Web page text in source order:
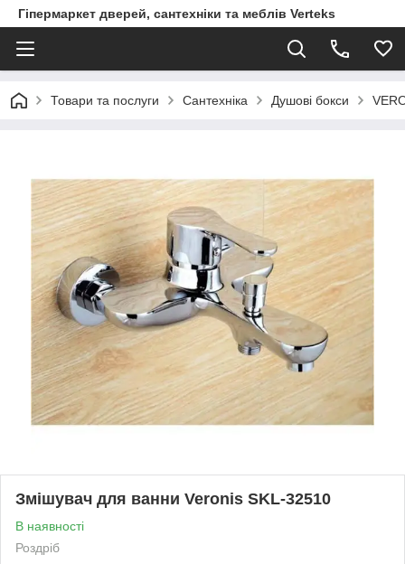
Гіпермаркет дверей, сантехніки та меблів Verteks
Товари та послуги Сантехніка Душові бокси
Змішувач для ванни Veronis SKL-32510
В наявності
Роздріб